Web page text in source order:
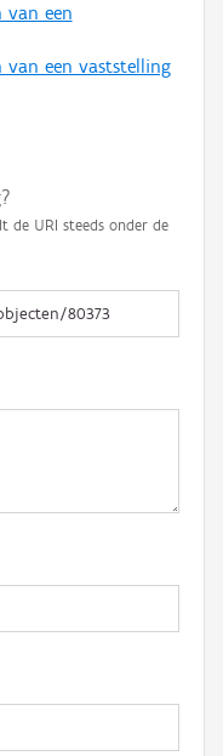
van een
van een vaststelling
de URI steeds onder de